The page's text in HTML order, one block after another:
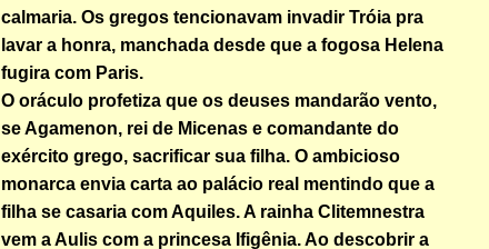
calmaria. Os gregos tencionavam invadir Tróia pra
lavar a honra, manchada desde que a fogosa Helena
fugira com Paris.
O oráculo profetiza que os deuses mandarão vento,
se Agamenon, rei de Micenas e comandante do
exército grego, sacrificar sua filha. O ambicioso
monarca envia carta ao palácio real mentindo que a
filha se casaria com Aquiles. A rainha Clitemnestra
vem a Aulis com a princesa Ifigênia. Ao descobrir a